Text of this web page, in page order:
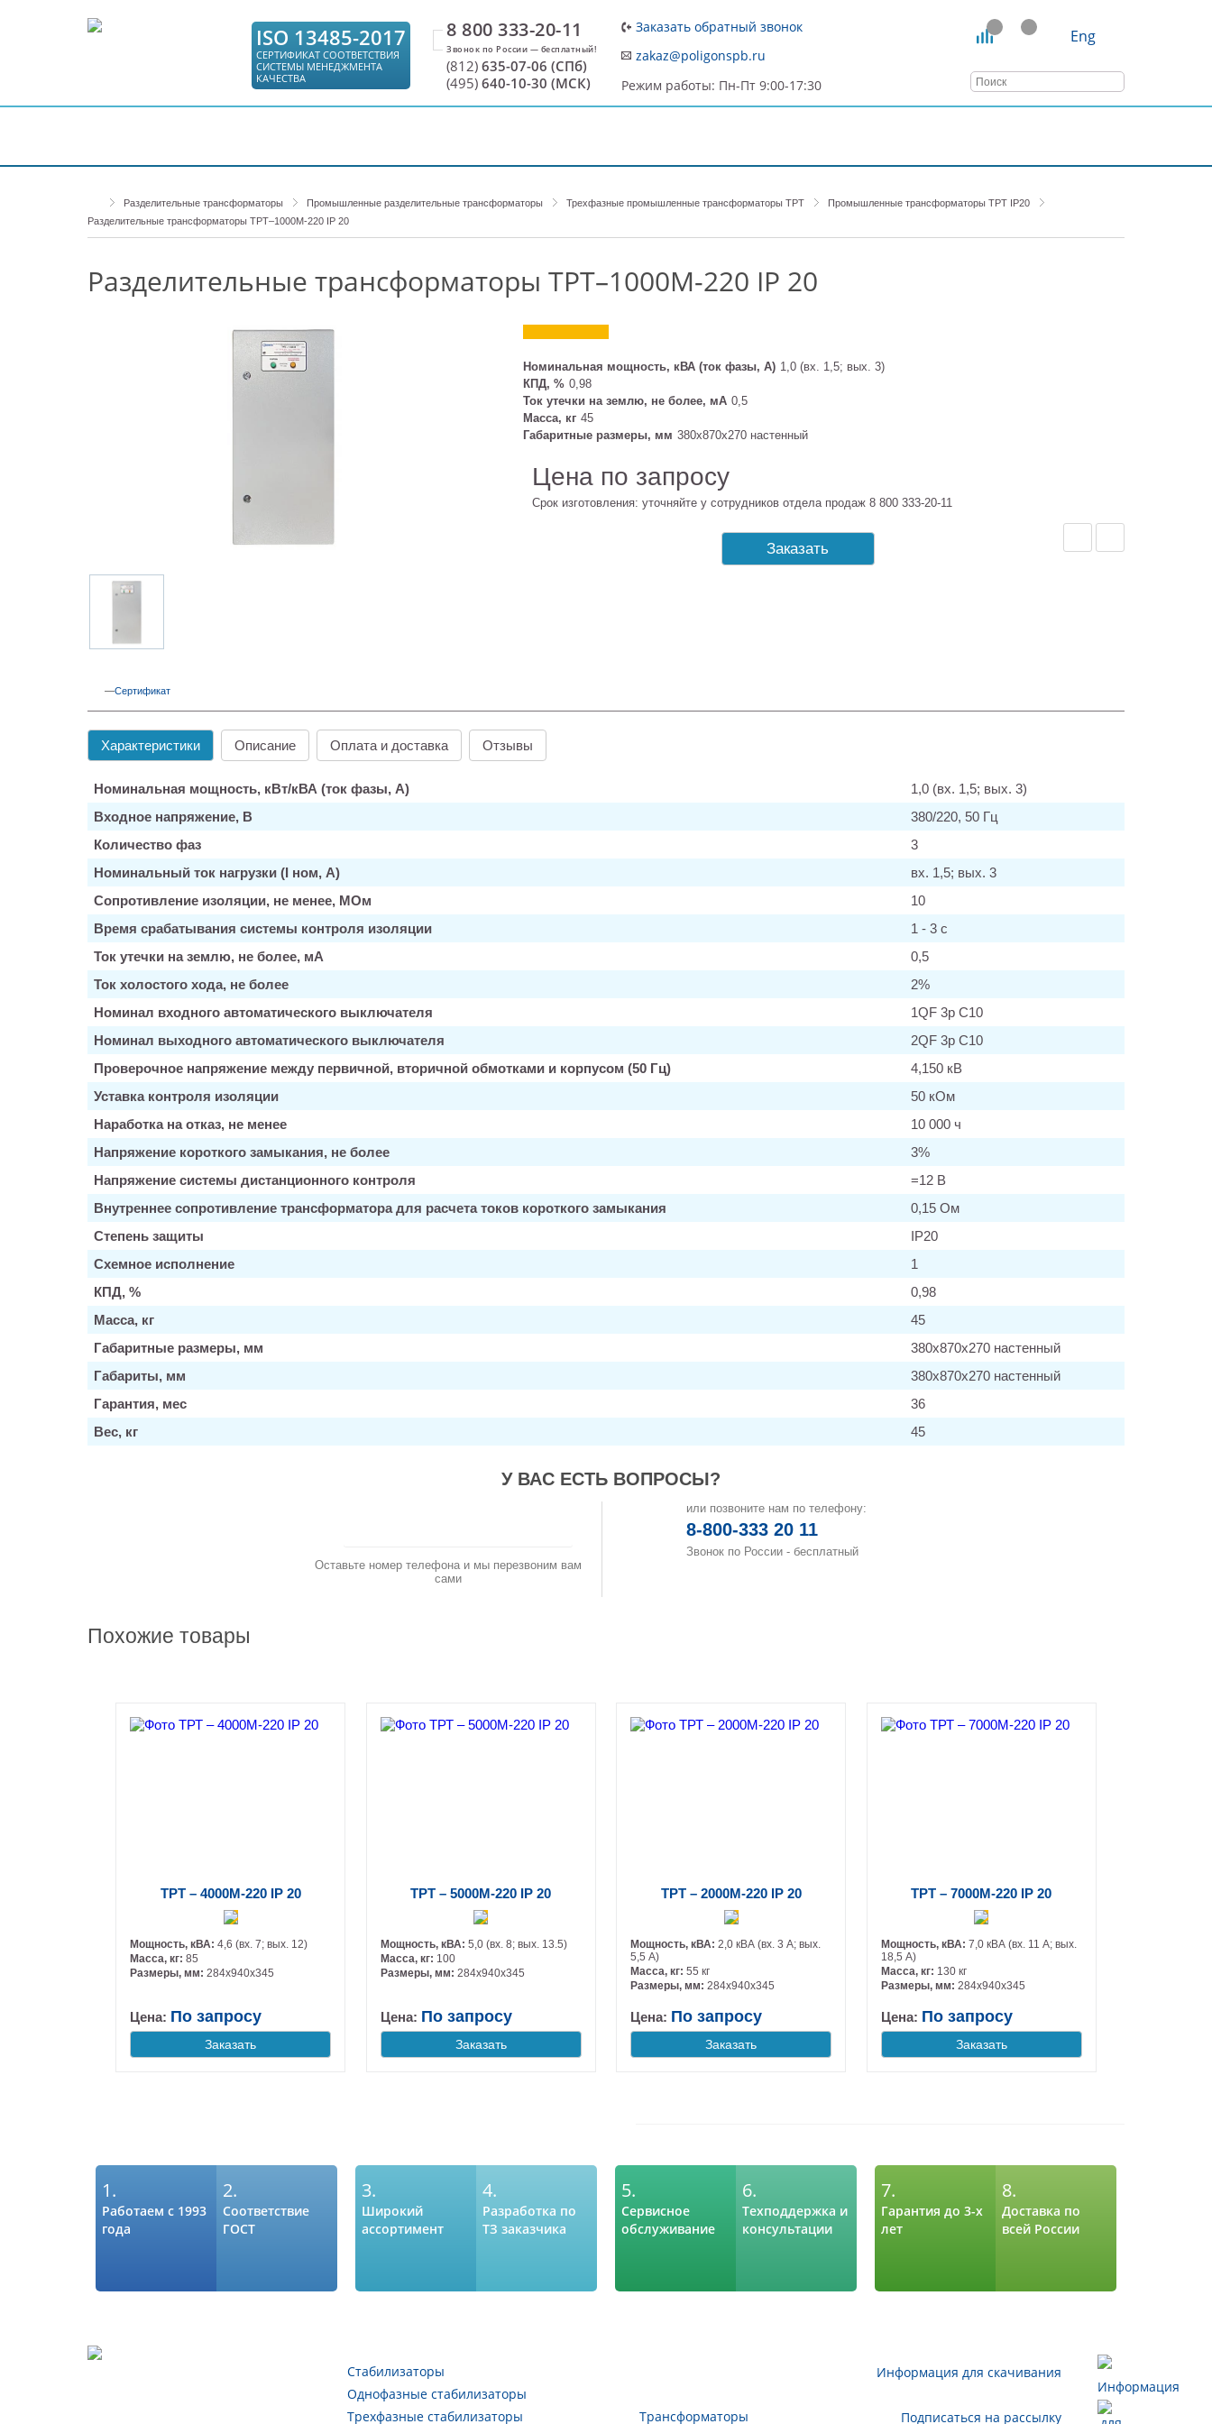
ISO 13485-2017
СЕРТИФИКАТ СООТВЕТСТВИЯ
СИСТЕМЫ МЕНЕДЖМЕНТА
КАЧЕСТВА
8 800 333-20-11
(812) 635-07-06 (СПб)
(495) 640-10-30 (МСК)
Заказать обратный звонок
zakaz@poligonspb.ru
Режим работы: Пн-Пт 9:00-17:30
Eng
Разделительные трансформаторы Промышленные разделительные трансформаторы Трехфазные промышленные трансформаторы ТРТ
Промышленные трансформаторы ТРТ IP20
Разделительные трансформаторы ТРТ–1000М-220 IP 20
Разделительные трансформаторы ТРТ–1000М-220 IP 20
Номинальная мощность, кВА (ток фазы, А) 1,0 (вх. 1,5; вых. 3)
КПД, % 0,98
Ток утечки на землю, не более, мА 0,5
Масса, кг 45
Габаритные размеры, мм 380х870х270 настенный
Цена по запросу
Срок изготовления: уточняйте у сотрудников отдела продаж 8 800 333-20-11
Заказать
Сертификат
Характеристики Описание Оплата и доставка Отзывы
Номинальная мощность, кВт/кВА (ток фазы, А)
1,0 (вх. 1,5; вых. 3)
Входное напряжение, В
380/220, 50 Гц
Количество фаз
3
Номинальный ток нагрузки (I ном, А)
вх. 1,5; вых. 3
Сопротивление изоляции, не менее, МОм
10
Время срабатывания системы контроля изоляции
1 - 3 с
Ток утечки на землю, не более, мА
0,5
Ток холостого хода, не более
2%
Номинал входного автоматического выключателя
1QF 3р С10
Номинал выходного автоматического выключателя
2QF 3р С10
Проверочное напряжение между первичной, вторичной обмотками и корпусом (50 Гц)
4,150 кВ
Уставка контроля изоляции
50 кОм
Наработка на отказ, не менее
10 000 ч
Напряжение короткого замыкания, не более
3%
Напряжение системы дистанционного контроля
=12 В
Внутреннее сопротивление трансформатора для расчета токов короткого замыкания
0,15 Ом
Степень защиты
IP20
Схемное исполнение
1
КПД, %
0,98
Масса, кг
45
Габаритные размеры, мм
380х870х270 настенный
Габариты, мм
380х870х270 настенный
Гарантия, мес
36
Вес, кг
45
У ВАС ЕСТЬ ВОПРОСЫ?
Оставьте номер телефона и мы перезвоним вам
сами
или позвоните нам по телефону:
8-800-333 20 11
Звонок по России - бесплатный
Похожие товары
ТРТ – 4000М-220 IP 20
Мощность, кВА:4,6 (вх. 7; вых. 12)
Масса, кг:85
Размеры, мм:284х940х345
Цена: По запросу
Заказать
ТРТ – 5000М-220 IP 20
Мощность, кВА: 5,0 (вх. 8; вых. 13.5)
Масса, кг: 100
Размеры, мм: 284х940х345
Цена: По запросу
Заказать
ТРТ – 2000М-220 IP 20
Мощность, кВА:2,0 кВА (вх. 3 А; вых.
5,5 А)
Масса, кг:55 кг
Размеры, мм:284х940х345
Цена: По запросу
Заказать
ТРТ – 7000М-220 IP 20
Мощность, кВА: 7,0 кВА (вх. 11 А; вых.
18,5 А)
Масса, кг: 130 кг
Размеры, мм: 284х940х345
Цена: По запросу
Заказать
1.
Работаем с 1993
года
2.
Соответствие
ГОСТ
3.
Широкий
ассортимент
4.
Разработка по
ТЗ заказчика
5.
Сервисное
обслуживание
6.
Техподдержка и
консультации
7.
Гарантия до 3-х
лет
8.
Доставка по
всей России
Стабилизаторы
Однофазные стабилизаторы
Трехфазные стабилизаторы
Трансформаторы
Информация для скачивания
Подписаться на рассылку